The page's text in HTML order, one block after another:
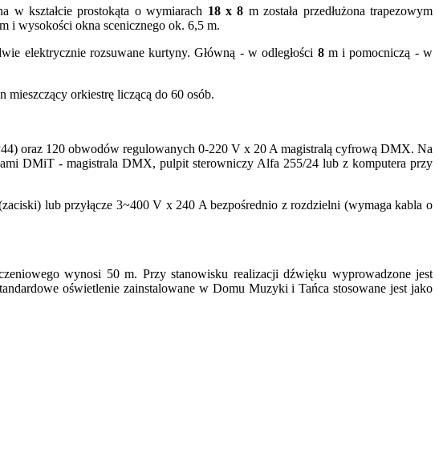
w kształcie prostokąta o wymiarach 18 x 8 m została przedłużona trapezowym
i wysokości okna scenicznego ok. 6,5 m.
elektrycznie rozsuwane kurtyny. Główną - w odległości 8m i pomocniczą - w
orkiestrę liczącą do 60 osób.
oraz 120 obwodów regulowanych 0-220 V x 20 A magistralą cyfrową DMX. Na
DMiT - magistrala DMX, pulpit sterowniczy Alfa 255/24 lub z komputera przy
lub przyłącze 3~400 V x 240 A bezpośrednio z rozdzielni (wymaga kabla o
wynosi 50 m. Przy stanowisku realizacji dźwięku wyprowadzone jest
oświetlenie zainstalowane w Domu Muzyki i Tańca stosowane jest jako